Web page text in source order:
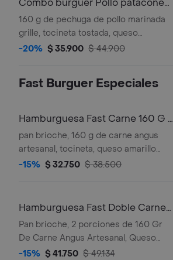
Combo burguer Pollo patacones
y bebida
160 g de pechuga de pollo marinada
grille, tocineta tostada, queso
americano, lechuga, tomate, y salsa
-20% $ 35.900 $ 44.900
Fast Burguer Especiales
Hamburguesa Fast Carne 160 G y
Bebida
pan brioche, 160 g de carne angus
artesanal, tocineta, queso amarillo
americano, cebolla grille
gaseosa personal de 250 ml.
-15% $ 32.750 $ 38.500
Hamburguesa Fast Doble Carne
+ Bebida
Pan brioche, 2 porciones de 160 Gr
De Carne Angus Artesanal, Queso
Americano, lechuga, tomate, salsa de
-15% $ 41.750 $ 49.134